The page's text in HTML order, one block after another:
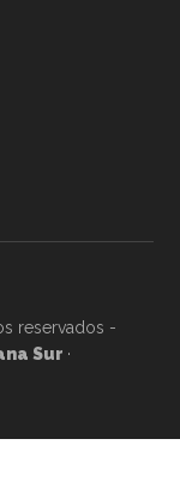
reservados -
Sur ·